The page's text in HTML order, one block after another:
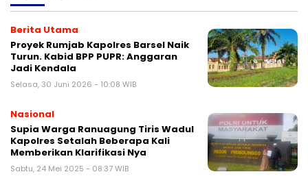
Berita Utama
Proyek Rumjab Kapolres Barsel Naik
Turun. Kabid BPP PUPR: Anggaran
Jadi Kendala
Selasa, 30 Juni 2026 - 10:08 WIB
Nasional
Supia Warga Ranuagung Tiris Wadul
Kapolres Setalah Beberapa Kali
Memberikan Klarifikasi Nya
Sabtu, 24 Mei 2025 - 08:37 WIB